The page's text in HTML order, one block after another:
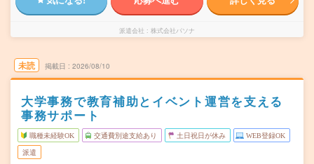
派遣会社 株式会社パソナ
未読 掲載日 2026/08/10
大学事務で教育補助とイベント運営を支える
事務サポート
職種未経験OK 交通費別途支給あり 土日祝日が休み WEB登録OK
派遣